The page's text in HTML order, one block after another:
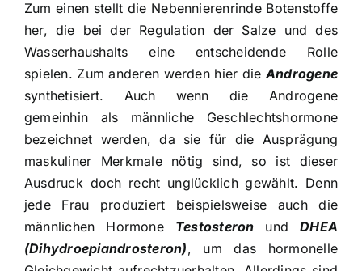
Zum einen stellt die Nebennierenrinde Botenstoffe
her, die bei der Regulation der Salze und des
Wasserhaushalts eine entscheidende Rolle
spielen. Zum anderen werden hier dieAndrogene
synthetisiert. Auch wenn die Androgene
gemeinhin als männliche Geschlechtshormone
bezeichnet werden, da sie für die Ausprägung
maskuliner Merkmale nötig sind, so ist dieser
Ausdruck doch recht unglücklich gewählt. Denn
jede Frau produziert beispielsweise auch die
männlichen Hormone Testosteron undDHEA
(Dihydroepiandrosteron), um das hormonelle